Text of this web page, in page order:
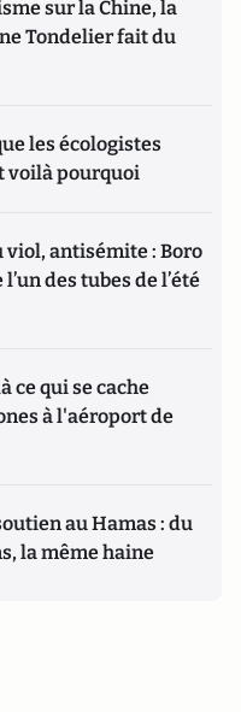
sur la Chine, la
Tondelier fait du
les écologistes
voilà pourquoi
antisémite : Boro
des tubes de l’été
ce qui se cache
à l'aéroport de
au Hamas : du
la même haine